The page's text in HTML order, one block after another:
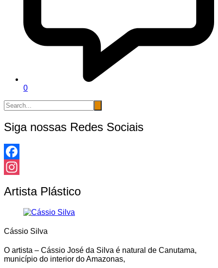
0
Siga nossas Redes Sociais
Facebook
Artista Plástico
Cássio Silva
O artista – Cássio José da Silva é natural de Canutama,
município do interior do Amazonas,